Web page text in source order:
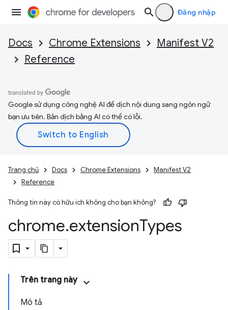
Đăng nhập
Docs Chrome Extensions
Manifest V2
Reference
Google sử dụng công nghệ AI để dịch nội dung sang ngôn ngữ
bạn ưu tiên. Bản dịch bằng AI có thể có lỗi.
Trang chủ Docs Chrome Extensions
Manifest V2
Reference
Thông tin này có hữu ích không cho bạn không?
chrome.extensionTypes
Trên trang này
Mô tả